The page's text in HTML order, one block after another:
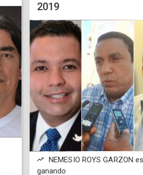
2019
NEMESIO ROYS GARZON
ganando